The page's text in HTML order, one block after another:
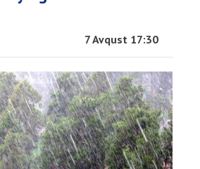
7 Avqust 17:30